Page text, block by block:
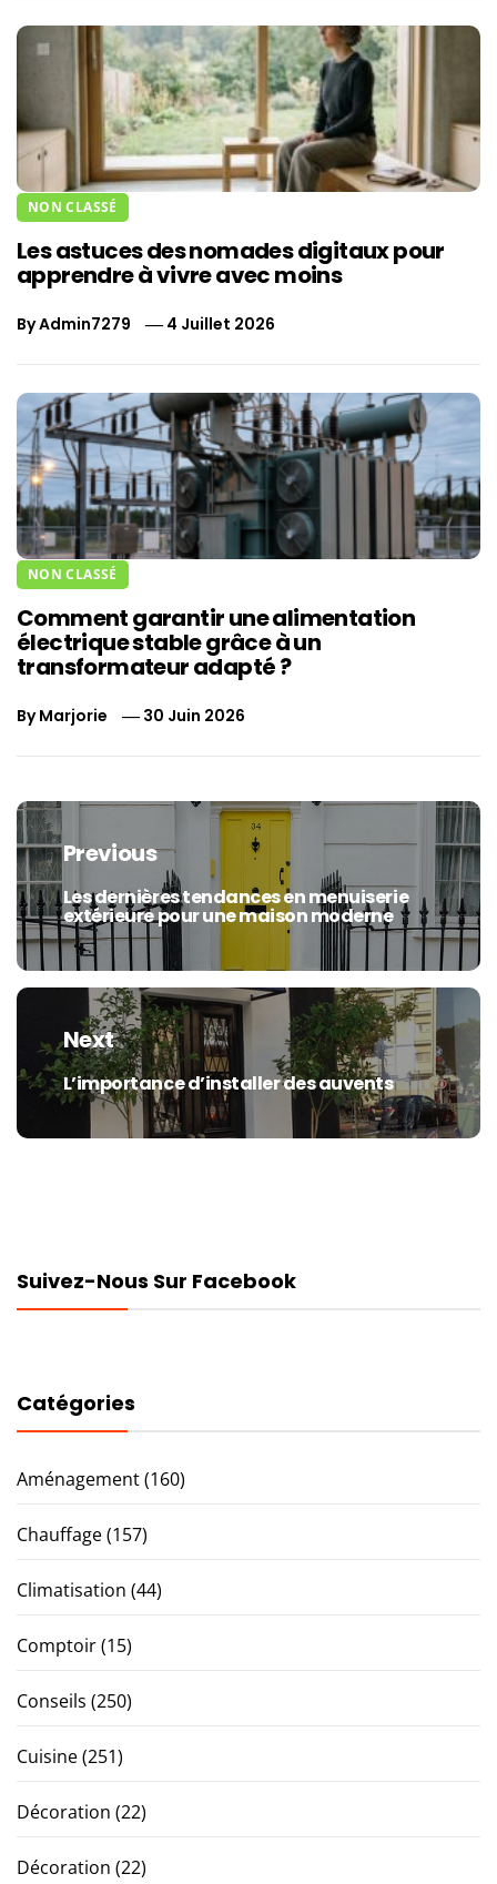
NON CLASSÉ
Les astuces des nomades digitaux pour
apprendre à vivre avec moins
ByAdmin7279 4 Juillet 2026
NON CLASSÉ
Comment garantir une alimentation
électrique stable grâce à un
transformateur adapté ?
ByMarjorie 30 Juin 2026
Navigation
de
l’article
Previous
Previous
post:
Les dernières tendances en menuiserie
extérieure pour une maison moderne
Next
Next
post:
L’importance d’installer des auvents
Suivez-Nous Sur Facebook
Catégories
Aménagement(160)
Chauffage(157)
Climatisation (44)
Comptoir(15)
Conseils (250)
Cuisine(251)
Décoration (22)
Décoration (22)